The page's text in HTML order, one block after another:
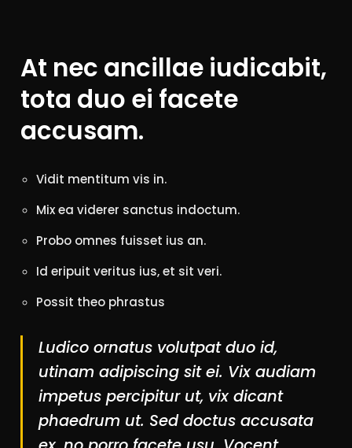
At nec ancillae iudicabit,
tota duo ei facete
accusam.
Vidit mentitum vis in.
Mix ea viderer sanctus indoctum.
Probo omnes fuisset ius an.
Id eripuit veritus ius, et sit veri.
Possit theo phrastus
Ludico ornatus volutpat duo id,
utinam adipiscing sit ei. Vix audiam
impetus percipitur ut, vix dicant
phaedrum ut. Sed doctus accusata